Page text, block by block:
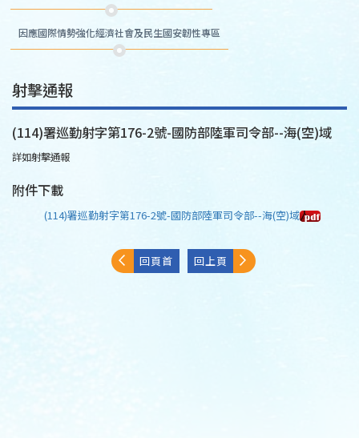
因應國際情勢強化經濟社會及民生國安韌性專區
射擊通報
(114)署巡勤射字第176-2號-國防部陸軍司令部--海(空)域
詳如射擊通報
附件下載
(114)署巡勤射字第176-2號-國防部陸軍司令部--海(空)域
回頁首 回上頁